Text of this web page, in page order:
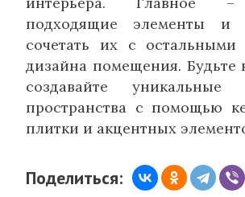
подходящие элементы и
сочетать их с остальными
дизайна помещения. Будьте
создавайте
пространства с помощью
плитки и акцентных
Поделиться: